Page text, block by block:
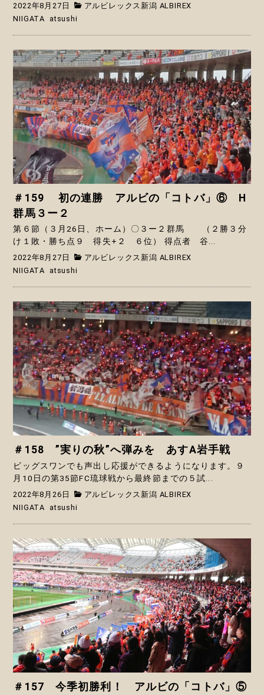
2022年8月27日
アルビレックス新潟 ALBIREX
NIIGATA
atsushi
＃159 初の連勝 アルビの「コトバ」⑥ H
群馬３ー２
第６節（３月26日、ホーム）〇３ー２群馬 （２勝３分
け１敗・勝ち点９ 得失+２ ６位） 得点者 谷...
2022年8月27日
アルビレックス新潟 ALBIREX
NIIGATA
atsushi
＃158 ”実りの秋”へ弾みを あすA岩手戦
ビッグスワンでも声出し応援ができるようになります。９
月10日の第35節FC琉球戦から最終節までの５試...
2022年8月26日
アルビレックス新潟 ALBIREX
NIIGATA
atsushi
＃157 今季初勝利！ アルビの「コトバ」⑤